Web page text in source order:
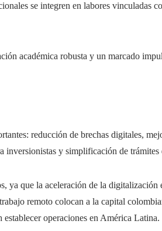
se integren en labores vinculadas
académica robusta y un marcado
reducción de brechas digitales,
y simplificación de trámites
ya que la aceleración de la digitalización
remoto colocan a la capital
establecer operaciones en América Latina.